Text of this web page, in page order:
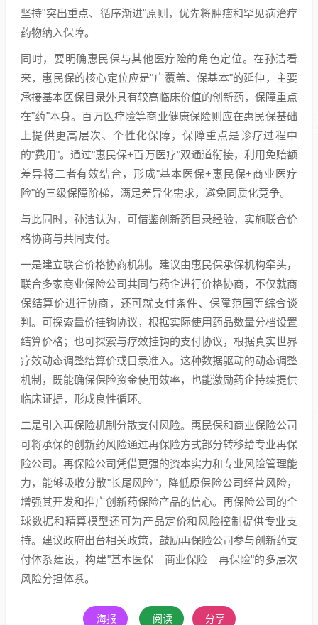
坚持"突出重点、循序渐进"原则，优先将肿瘤和罕见病治疗
药物纳入保障。
同时，要明确惠民保与其他医疗险的角色定位。在孙洁看
来，惠民保的核心定位应是"广覆盖、保基本"的延伸，主要
承接基本医保目录外具有较高临床价值的创新药，保障重点
在"药"本身。百万医疗险等商业健康保险则应在惠民保基础
上提供更高层次、个性化保障，保障重点是诊疗过程中
的"费用"。通过"惠民保+百万医疗"双通道衔接，利用免赔额
差异将二者有效结合，形成"基本医保+惠民保+商业医疗
险"的三级保障阶梯，满足差异化需求，避免同质化竞争。
与此同时，孙洁认为，可借鉴创新药目录经验，实施联合价
格协商与共同支付。
一是建立联合价格协商机制。建议由惠民保承保机构牵头，
联合多家商业保险公司共同与药企进行价格协商，不仅就商
保结算价进行协商，还可就支付条件、保障范围等综合谈
判。可探索量价挂钩协议，根据实际使用药品数量分档设置
结算价格；也可探索与疗效挂钩的支付协议，根据真实世界
疗效动态调整结算价或目录准入。这种数据驱动的动态调整
机制，既能确保保险资金使用效率，也能激励药企持续提供
临床证据，形成良性循环。
二是引入再保险机制分散支付风险。惠民保和商业保险公司
可将承保的创新药风险通过再保险方式部分转移给专业再保
险公司。再保险公司凭借更强的资本实力和专业风险管理能
力，能够吸收分散"长尾风险"，降低原保险公司经营风险，
增强其开发和推广创新药保险产品的信心。再保险公司的全
球数据和精算模型还可为产品定价和风险控制提供专业支
持。建议政府出台相关政策，鼓励再保险公司参与创新药支
付体系建设，构建"基本医保—商业保险—再保险"的多层次
风险分担体系。
海报 阅读 分享